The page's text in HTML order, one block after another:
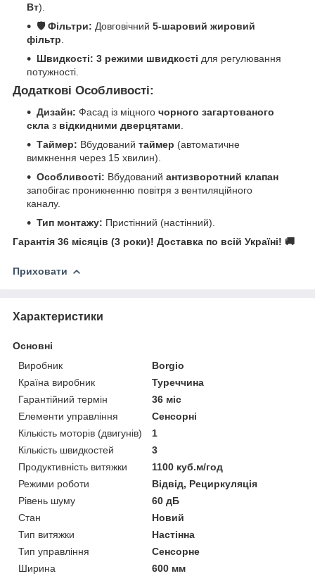
Вт).
🛡️ Фільтри: Довговічний 5-шаровий жировий
фільтр
Швидкості: 3 режими швидкості для регулювання
потужності.
Додаткові Особливості:
Дизайн: Фасад із міцного чорного загартованого
скла з відкидними дверцятами
Таймер: Вбудований таймер (автоматичне
вимкнення через 15 хвилин).
Особливості: Вбудований антизворотний клапан
запобігає проникненню повітря з вентиляційного
каналу.
Тип монтажу: Пристінний (настінний).
Гарантія 36 місяців (3 роки)! Доставка по всій Україні! 🚚
Приховати
Характеристики
Основні
Виробник
Borgio
Країна виробник
Туреччина
Гарантійний термін
36 міс
Елементи управління
Сенсорні
Кількість моторів (двигунів)
1
Кількість швидкостей
3
Продуктивність витяжки
1100 куб.м/год
Режими роботи
Відвід, Рециркуляція
Рівень шуму
60 дБ
Стан
Новий
Тип витяжки
Настінна
Тип управління
Сенсорне
Ширина
600 мм